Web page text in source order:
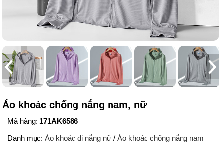
Áo khoác chống nắng nam, nữ
Mã hàng: 171AK6586
Danh mục: Áo khoác đi nắng nữ / Áo khoác chống nắng nam